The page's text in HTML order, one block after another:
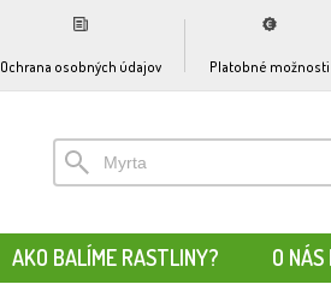
Ochrana osobných údajov Platobné možnosti
AKO BALÍME RASTLINY? O NÁS